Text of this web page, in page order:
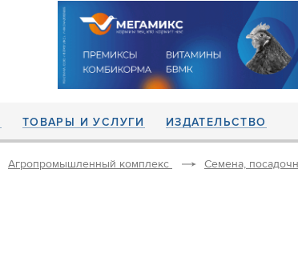
ТОВАРЫ И УСЛУГИ ИЗДАТЕЛЬСТВО
Агропромышленный комплекс Семена,